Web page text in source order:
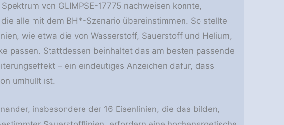
von GLIMPSE-17775 nachweisen konnte,
alle mit dem BH*-Szenario übereinstimmen. So stellte
wie etwa die von Wasserstoff, Sauerstoff und Helium,
passen. Stattdessen beinhaltet das am besten passende
– ein eindeutiges Anzeichen dafür, dass
umhüllt ist.
insbesondere der 16 Eisenlinien, die das bilden,